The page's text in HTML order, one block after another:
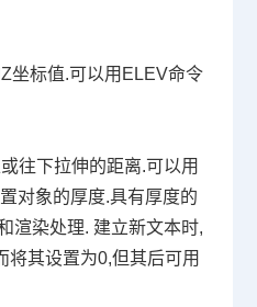
Z坐标值.可以用 ELEV命令
往下拉伸的距离.可以用
对象的厚度.具有厚度的
渲染处理. 建立新文本时,
将其设置为0,但其后可用